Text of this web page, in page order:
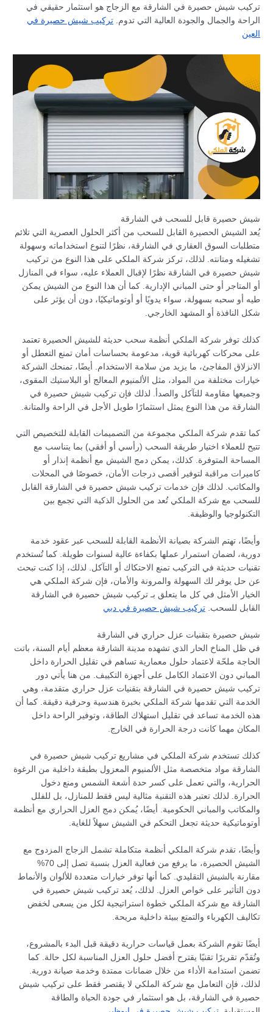
تركيب شيش حصيرة في الشارقة مع الزجاج هو استثمار حقيقي في
الراحة والجمال والجودة العالية التي تدوم.تركيب شيش حصيرة في
العين
شيش حصيرة قابل للسحب في الشارقة
يُعد الشيش الحصيرة القابل للسحب من أكثر الحلول العصرية التي تلائم
متطلبات السوق العقاري في الشارقة، نظرًا لتنوع استخداماته وسهولة
تشغيله ومتانته. لذلك، تركز شركة الملكي على هذا النوع من تركيب
شيش حصيرة في الشارقة نظرًا لإقبال العملاء عليه، سواء في المنازل
أو المتاجر أو حتى المباني الإدارية. كما أن هذا النوع من الشيش يمكن
طيه أو سحبه بسهولة، سواء يدويًا أو أوتوماتيكيًا، دون أن يؤثر على
شكل النافذة أو المشهد الخارجي.
كذلك توفر شركة الملكي أنظمة سحب حديثة للشيش الحصيرة تعتمد
على محركات كهربائية قوية، مدعومة بحساسات أمان تمنع التعطل أو
الانزلاق المفاجئ، ما يزيد من سلامة الاستخدام. أيضًا، تمنحك الشركة
خيارات مختلفة من المواد، مثل الألمنيوم المعالج أو البلاستيك المقوى،
وجميعها مقاومة للتآكل والصدأ. لذلك فإن تركيب شيش حصيرة في
الشارقة من هذا النوع يمثل استثمارًا طويل الأجل في الراحة والمتانة.
كما تقدم شركة الملكي مجموعة من التصميمات القابلة للتخصيص التي
تتيح للعملاء اختيار طريقة السحب (رأسي أو أفقي) بما يتناسب مع
المساحة المتوفرة. كذلك، يمكن دمج الشيش مع أنظمة إنذار أو
كاميرات مراقبة لتوفير أقصى درجات الأمان، خصوصًا في المحلات
والمكاتب. لذلك فإن خدمات تركيب شيش حصيرة في الشارقة القابل
للسحب مع شركة الملكي تُعد من الحلول الذكية التي تجمع بين
التكنولوجيا والوظيفة.
وأيضًا، تهتم الشركة بصيانة الأنظمة القابلة للسحب عبر عقود خدمة
دورية، لضمان استمرار عملها بكفاءة عالية لسنوات طويلة. كما تُستخدم
تقنيات حديثة في التركيب تمنع الاحتكاك أو التآكل. لذلك، إذا كنت تبحث
عن حل يوفر لك السهولة والمرونة والأمان، فإن شركة الملكي هي
الخيار الأمثل في كل ما يتعلق بـ تركيب شيش حصيرة في الشارقة
القابل للسحب.تركيب شيش حصيرة في دبي
شيش حصيرة بتقنيات عزل حراري في الشارقة
في ظل المناخ الحار الذي تشهده مدينة الشارقة معظم أيام السنة، باتت
الحاجة ملحّة لاعتماد حلول معمارية تساهم في تقليل الحرارة داخل
المباني دون الاعتماد الكامل على أجهزة التكييف. من هنا يأتي دور
تركيب شيش حصيرة في الشارقة بتقنيات عزل حراري متقدمة، وهي
الخدمة التي تقدمها شركة الملكي بخبرة هندسية وحرفية دقيقة. كما أن
هذه الخدمة تساعد في تقليل استهلاك الطاقة، وتوفير الراحة داخل
المكان مهما كانت درجة الحرارة في الخارج.
كذلك تستخدم شركة الملكي في مشاريع تركيب شيش حصيرة في
الشارقة مواد متخصصة مثل الألمنيوم المعزول بطبقة داخلية من الرغوة
الحرارية، والتي تعمل على كسر حدة أشعة الشمس ومنع دخول
الحرارة. لذلك تعتبر هذه التقنية مثالية ليس فقط للمنازل، بل للفلل
والمكاتب والمباني الحكومية. أيضًا، يُمكن دمج العزل الحراري مع أنظمة
أوتوماتيكية حديثة تجعل التحكم في الشيش سهلاً للغاية.
وأيضًا، تقدم شركة الملكي أنظمة متكاملة تشمل الزجاج المزدوج مع
الشيش الحصيرة، ما يرفع من فعالية العزل بنسبة تصل إلى 70%
مقارنة بالشيش التقليدي. كما أنها توفر خيارات متعددة للألوان والأنماط
دون التأثير على خواص العزل. لذلك، يُعد تركيب شيش حصيرة في
الشارقة مع شركة الملكي خطوة استراتيجية لكل من يسعى لخفض
تكاليف الكهرباء والتمتع ببيئة داخلية مريحة.
أيضًا تقوم الشركة بعمل قياسات حرارية دقيقة قبل البدء بالمشروع،
وتُقدّم تقريرًا تقنيًا يقترح أفضل حلول العزل المناسبة لكل حالة. كما
تضمن استدامة الأداء من خلال ضمانات ممتدة وخدمة صيانة دورية.
لذلك، فإن التعامل مع شركة الملكي لا يقتصر فقط على تركيب شيش
حصيرة في الشارقة، بل هو استثمار في جودة الحياة والطاقة